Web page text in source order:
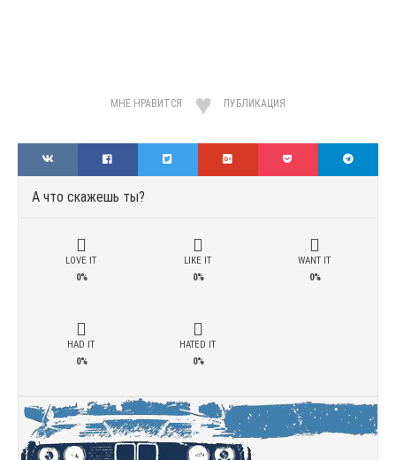
МНЕ НРАВИТСЯ ПУБЛИКАЦИЯ
А что скажешь ты?
LOVE IT
0%
LIKE IT
0%
WANT IT
0%
HAD IT
0%
HATED IT
0%